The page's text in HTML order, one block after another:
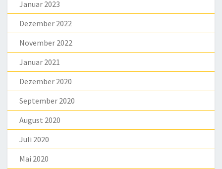
Januar 2023
Dezember 2022
November 2022
Januar 2021
Dezember 2020
September 2020
August 2020
Juli 2020
Mai 2020